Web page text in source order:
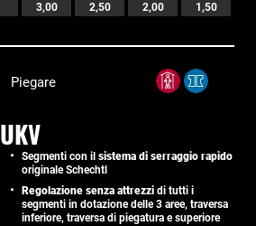
3,00 2,50 2,00 1,50
Piegare
UKV
Segmenti con il sistema di serraggio rapido
originale Schechtl
Regolazione senza attrezzi di tutti i
segmenti in dotazione delle 3 aree, traversa
inferiore, traversa di piegatura e superiore